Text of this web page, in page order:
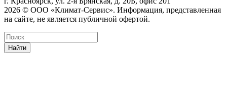
2026 © ООО «Климат-Сервис». Информация, представленная
на сайте, не является публичной офертой.
Найти